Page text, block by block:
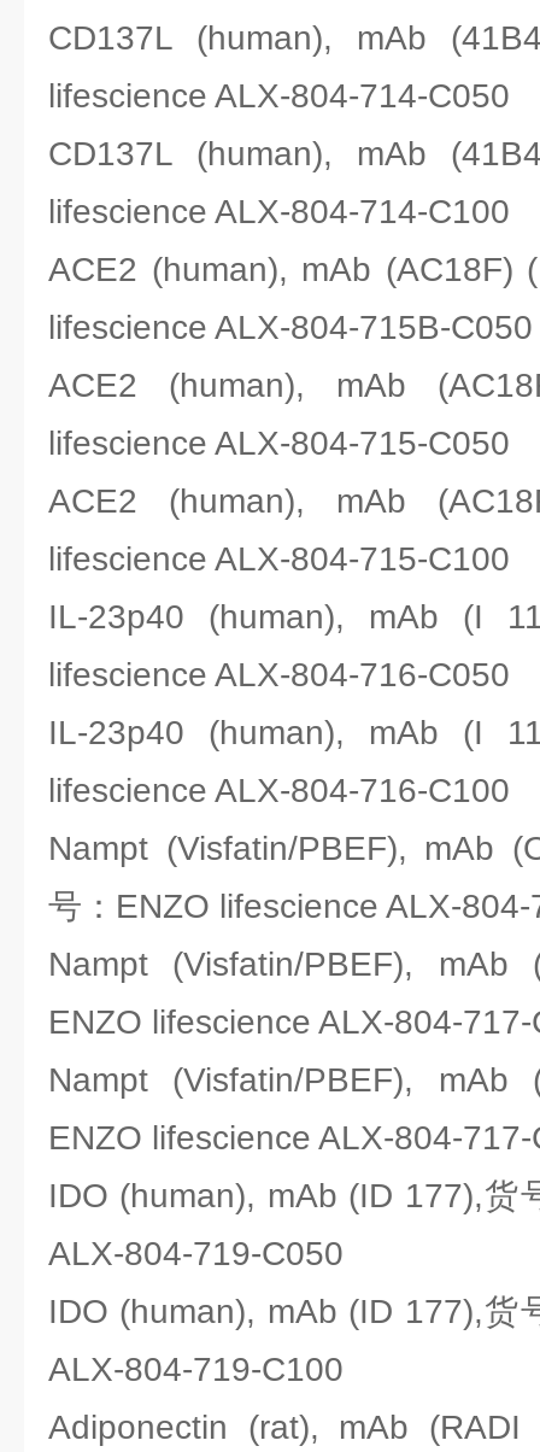
CD137L (human), mAb
lifescience ALX-804-714-C050
CD137L (human), mAb
lifescience ALX-804-714-C100
ACE2 (human), mAb (AC18F)
lifescience ALX-804-715B-C050
ACE2 (human), mAb
lifescience ALX-804-715-C050
ACE2 (human), mAb
lifescience ALX-804-715-C100
IL-23p40 (human), mAb (I
lifescience ALX-804-716-C050
IL-23p40 (human), mAb (I
lifescience ALX-804-716-C100
Nampt (Visfatin/PBEF), mAb
号：ENZO lifescience ALX-
Nampt (Visfatin/PBEF),
ENZO lifescience ALX-804-
Nampt (Visfatin/PBEF),
ENZO lifescience ALX-804-
IDO (human), mAb (ID 177),货
ALX-804-719-C050
IDO (human), mAb (ID 177),货
ALX-804-719-C100
Adiponectin (rat), mAb